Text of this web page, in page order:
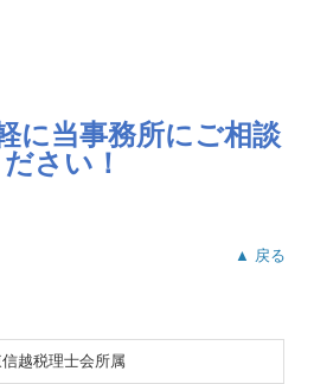
越税理士会所属
に当事務所にご相談
ださい！
▲ 戻る